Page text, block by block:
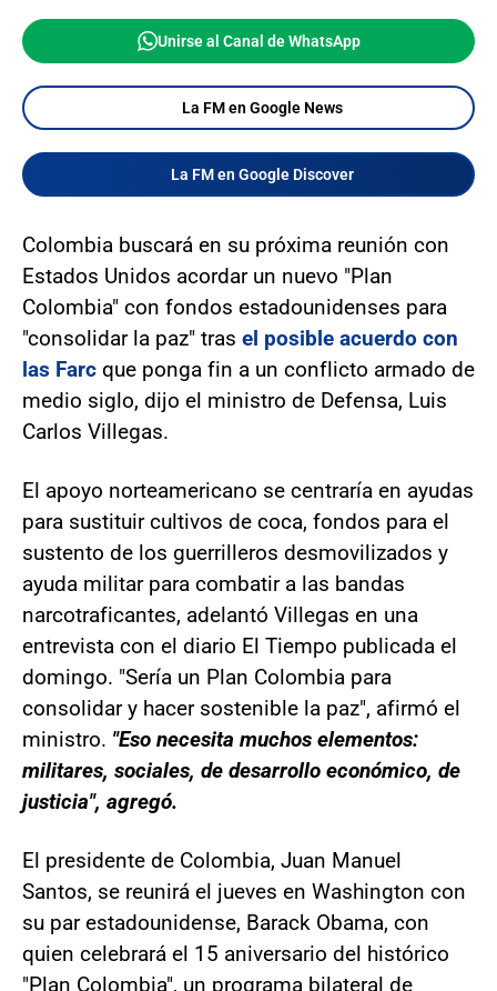
Unirse al Canal de WhatsApp
La FM en Google News
La FM en Google Discover
Colombia buscará en su próxima reunión con
Estados Unidos acordar un nuevo "Plan
Colombia" con fondos estadounidenses para
"consolidar la paz" tras el posible acuerdo con
las Farc que ponga fin a un conflicto armado de
medio siglo, dijo el ministro de Defensa, Luis
Carlos Villegas.
El apoyo norteamericano se centraría en ayudas
para sustituir cultivos de coca, fondos para el
sustento de los guerrilleros desmovilizados y
ayuda militar para combatir a las bandas
narcotraficantes, adelantó Villegas en una
entrevista con el diario El Tiempo publicada el
domingo. "Sería un Plan Colombia para
consolidar y hacer sostenible la paz", afirmó el
ministro. "Eso necesita muchos elementos:
militares, sociales, de desarrollo económico, de
justicia", agregó.
El presidente de Colombia, Juan Manuel
Santos, se reunirá el jueves en Washington con
su par estadounidense, Barack Obama, con
quien celebrará el 15 aniversario del histórico
"Plan Colombia", un programa bilateral de